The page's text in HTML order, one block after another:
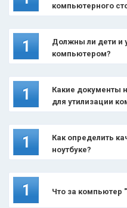
компьютерного
1
Должны ли дети и
компьютером?
1
Какие документы
для утилизации
1
Как определить
ноутбуке?
1 Что за компьютер